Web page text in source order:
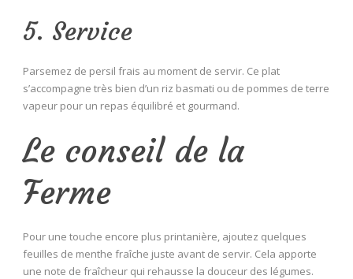
5. Service
Parsemez de persil frais au moment de servir. Ce plat
s’accompagne très bien d’un riz basmati ou de pommes de terre
vapeur pour un repas équilibré et gourmand.
Le conseil de la
Ferme
Pour une touche encore plus printanière, ajoutez quelques
feuilles de menthe fraîche juste avant de servir. Cela apporte
une note de fraîcheur qui rehausse la douceur des légumes.